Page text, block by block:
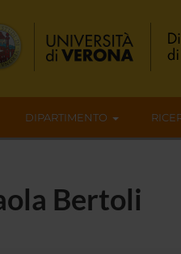
DIPARTIMENTO
Bertoli